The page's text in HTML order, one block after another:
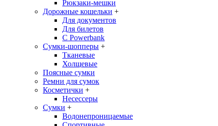
Рюкзаки-мешки
Дорожные кошельки +
Для документов
Для билетов
С Powerbank
Сумки-шопперы +
Тканевые
Холщевые
Поясные сумки
Ремни для сумок
Косметички +
Несессеры
Сумки +
Водонепроницаемые